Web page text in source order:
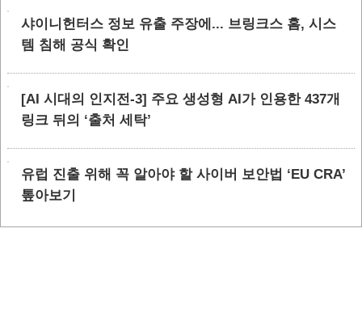
샤이니헌터스 정보 유출 주장에... 브링크스 홈, 시스
템 침해 공식 확인
[AI 시대의 인지전-3] 주요 생성형 AI가 인용한 437개
링크 뒤의 ‘출처 세탁’
유럽 진출 위해 꼭 알아야 할 사이버 보안법 ‘EU CRA’
톺아보기